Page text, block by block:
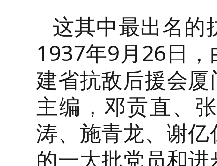
这其中最出名的
1937年9月26日
建省抗敌后援会
主编，邓贡直、
涛、施青龙、谢
的一大批党员和